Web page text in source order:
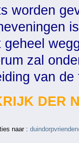
worden
geheel
zal
van
DER
naar :